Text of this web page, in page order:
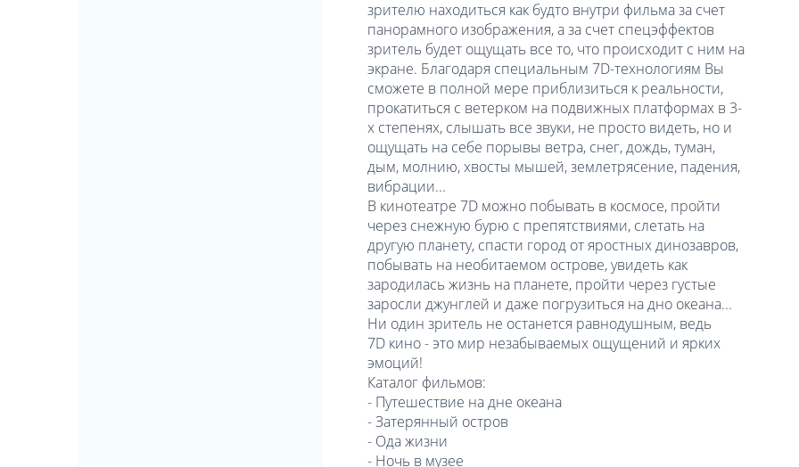
зрителю находиться как будто внутри фильма за счет
панорамного изображения, а за счет спецэффектов
зритель будет ощущать все то, что происходит с ним на
экране. Благодаря специальным 7D-технологиям Вы
сможете в полной мере приблизиться к реальности,
прокатиться с ветерком на подвижных платформах в 3-
х степенях, слышать все звуки, не просто видеть, но и
ощущать на себе порывы ветра, снег, дождь, туман,
дым, молнию, хвосты мышей, землетрясение, падения,
вибрации...
В кинотеатре 7D можно побывать в космосе, пройти
через снежную бурю с препятствиями, слетать на
другую планету, спасти город от яростных динозавров,
побывать на необитаемом острове, увидеть как
зародилась жизнь на планете, пройти через густые
заросли джунглей и даже погрузиться на дно океана...
Ни один зритель не останется равнодушным, ведь
7D кино - это мир незабываемых ощущений и ярких
эмоций!
Каталог фильмов:
- Путешествие на дне океана
- Затерянный остров
- Ода жизни
- Ночь в музее